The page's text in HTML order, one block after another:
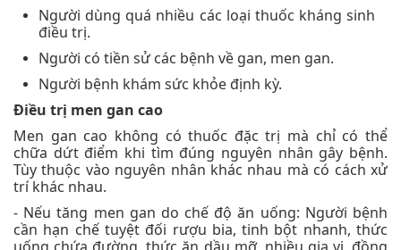
Người dùng quá nhiều các loại thuốc kháng sinh
điều trị.
Người có tiền sử các bệnh về gan, men gan.
Người bệnh khám sức khỏe định kỳ.
Điều trị men gan cao
Men gan cao không có thuốc đặc trị mà chỉ có thể
chữa dứt điểm khi tìm đúng nguyên nhân gây bệnh.
Tùy thuộc vào nguyên nhân khác nhau mà có cách xử
trí khác nhau.
- Nếu tăng men gan do chế độ ăn uống: Người bệnh
cần hạn chế tuyệt đối rượu bia, tinh bột nhanh, thức